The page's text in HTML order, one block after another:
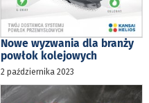
Nowe wyzwania dla branży
powłok kolejowych
2 października 2023